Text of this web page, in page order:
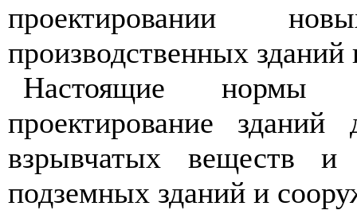
проектировании
производственных
Настоящие нормы
проектирование
взрывчатых веществ и
подземных зданий и